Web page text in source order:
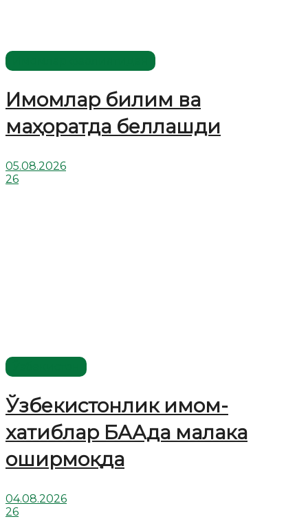
Имомлар билим ва
маҳоратда беллашди
05.08.2026
26
Ўзбекистонлик имом-
хатиблар БААда малака
оширмоқда
04.08.2026
26